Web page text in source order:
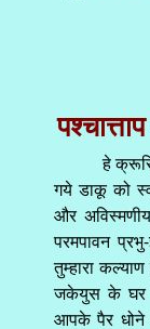
हे
गये डाकू को
और
परमपावन
तुम्हारा
जकेयुस के घर
आपके पैर धोने